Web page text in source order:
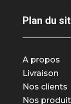
Plan du
A propos
Livraison
Nos clients
Nos